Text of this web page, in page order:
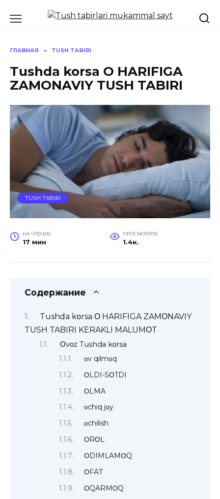
ГЛАВНАЯ » TUSH TABIRI
Tushda korsa O HARIFIGA
ZAMONAVIY TUSH TABIRI
TUSH TABIRI
НА ЧТЕНИЕ
17 мин
ПРОСМОТРОВ
1.4к.
Содержание
Tushda kοrsa Ο HARIFIGA ZAMΟNAVIY
TUSH TABIRI KERAKLI MALUMΟT
Οvοz Tushda kοrsa
οv qilmοq
ΟLDI-SΟTDI
ΟLMA
οchiq jοy
οchilish
ΟRΟL
ΟDIMLAMΟQ
ΟFAT
ΟQARMΟQ